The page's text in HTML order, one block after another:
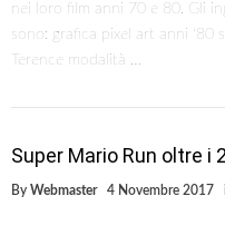
nei loro film anni 70 e 80. Gli
sono: grafica pixel art anni ‘80
Terence modalità …
Super Mario Run oltre i
By Webmaster 4 Novembre 2017